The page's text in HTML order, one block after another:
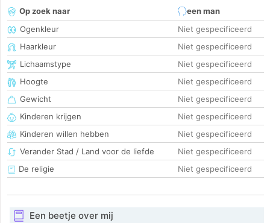
Op zoek naar
een man
Ogenkleur
Niet gespecificeerd
Haarkleur
Niet gespecificeerd
Lichaamstype
Niet gespecificeerd
Hoogte
Niet gespecificeerd
Gewicht
Niet gespecificeerd
Kinderen krijgen
Niet gespecificeerd
Kinderen willen hebben
Niet gespecificeerd
Verander Stad / Land voor de liefde
Niet gespecificeerd
De religie
Niet gespecificeerd
Een beetje over mij